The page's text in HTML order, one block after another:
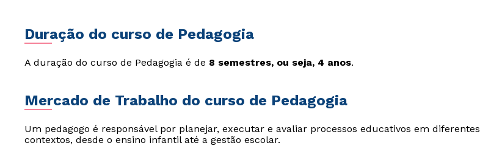
Duração do curso de Pedagogia
A duração do curso de Pedagogia é de 8 semestres, ou seja, 4 anos.
Mercado de Trabalho do curso de Pedagogia
Um pedagogo é responsável por planejar, executar e avaliar processos educativos em diferentes
contextos, desde o ensino infantil até a gestão escolar.